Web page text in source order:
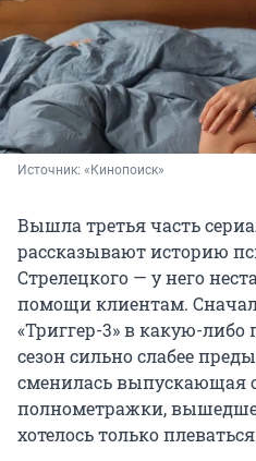
Источник: «Кинопоиск»
Вышла третья часть
рассказывают историю
Стрелецкого — у него
помощи клиентам.
«Триггер-3» в какую-либо
сезон сильно слабее
сменилась выпускающая
полнометражки,
хотелось только